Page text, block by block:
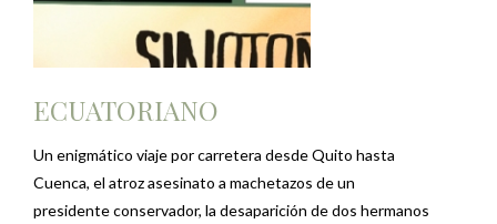
ECUATORIANO
Un enigmático viaje por carretera desde Quito hasta
Cuenca, el atroz asesinato a machetazos de un
presidente conservador, la desaparición de dos hermanos